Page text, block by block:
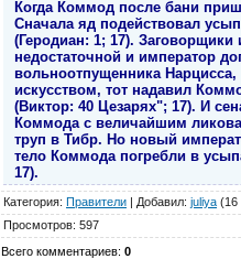
Когда Коммод после бани
Сначала яд подействовал
(Геродиан: 1; 17). Заговорщики
недостаточной и император
вольноотпущенника
искусством, тот надавил
(Виктор: 40 Цезарях"; 17). И
Коммода с величайшим
труп в Тибр. Но новый
тело Коммода погребли в
17).
Категория: Правители | Добавил: juliya (16
Просмотров: 597
Всего комментариев: 0